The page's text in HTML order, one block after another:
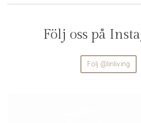
Följ oss på
Följ @linliving